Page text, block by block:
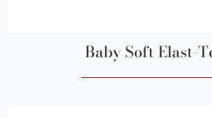
Baby Soft Elast-